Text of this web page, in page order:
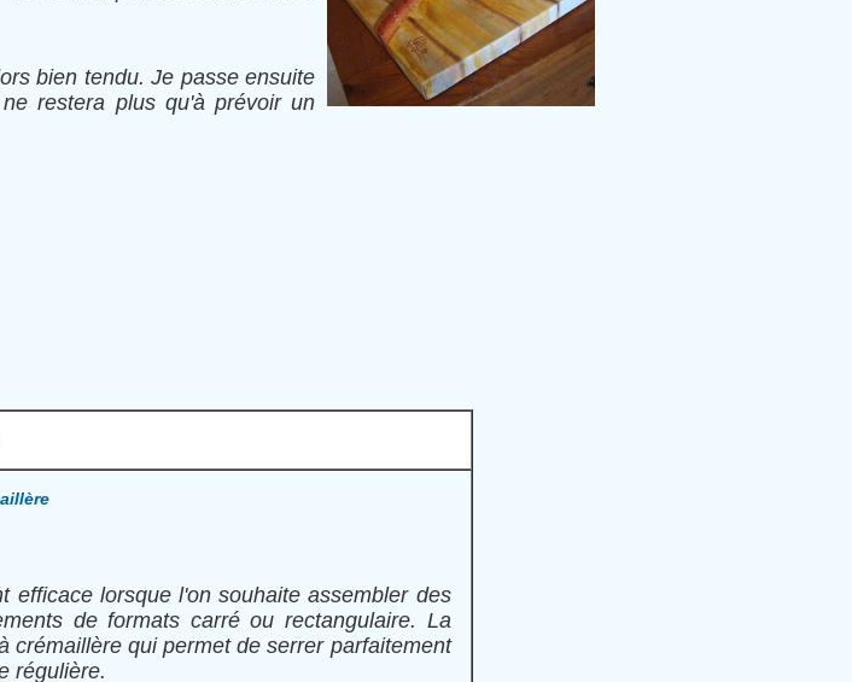
bien tendu. Je passe ensuite
restera plus qu'à prévoir un
efficace lorsque l'on souhaite assembler des
de formats carré ou rectangulaire. La
crémaillère qui permet de serrer parfaitement
régulière.